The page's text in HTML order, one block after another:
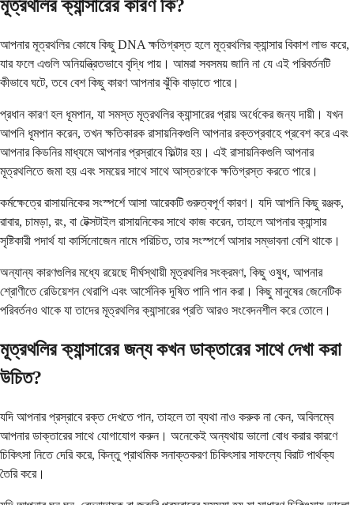
মূত্রথলির ক্যান্সারের কারণ কি?
আপনার মূত্রথলির কোষে কিছু DNA ক্ষতিগ্রস্ত হলে মূত্রথলির ক্যান্সার বিকাশ লাভ করে,
যার ফলে এগুলি অনিয়ন্ত্রিতভাবে বৃদ্ধি পায়। আমরা সবসময় জানি না যে এই পরিবর্তনটি
কীভাবে ঘটে, তবে বেশ কিছু কারণ আপনার ঝুঁকি বাড়াতে পারে।
প্রধান কারণ হল ধূমপান, যা সমস্ত মূত্রথলির ক্যান্সারের প্রায় অর্ধেকের জন্য দায়ী। যখন
আপনি ধূমপান করেন, তখন ক্ষতিকারক রাসায়নিকগুলি আপনার রক্তপ্রবাহে প্রবেশ করে এবং
আপনার কিডনির মাধ্যমে আপনার প্রস্রাবে ফিল্টার হয়। এই রাসায়নিকগুলি আপনার
মূত্রথলিতে জমা হয় এবং সময়ের সাথে সাথে আস্তরণকে ক্ষতিগ্রস্ত করতে পারে।
কর্মক্ষেত্রে রাসায়নিকের সংস্পর্শে আসা আরেকটি গুরুত্বপূর্ণ কারণ। যদি আপনি কিছু রঞ্জক,
রাবার, চামড়া, রং, বা টেক্সটাইল রাসায়নিকের সাথে কাজ করেন, তাহলে আপনার ক্যান্সার
সৃষ্টিকারী পদার্থ যা কার্সিনোজেন নামে পরিচিত, তার সংস্পর্শে আসার সম্ভাবনা বেশি থাকে।
অন্যান্য কারণগুলির মধ্যে রয়েছে দীর্ঘস্থায়ী মূত্রথলির সংক্রমণ, কিছু ওষুধ, আপনার
শ্রোণীতে রেডিয়েশন থেরাপি এবং আর্সেনিক দূষিত পানি পান করা। কিছু মানুষের জেনেটিক
পরিবর্তনও থাকে যা তাদের মূত্রথলির ক্যান্সারের প্রতি আরও সংবেদনশীল করে তোলে।
মূত্রথলির ক্যান্সারের জন্য কখন ডাক্তারের সাথে দেখা করা
উচিত?
যদি আপনার প্রস্রাবে রক্ত দেখতে পান, তাহলে তা ব্যথা নাও করুক না কেন, অবিলম্বে
আপনার ডাক্তারের সাথে যোগাযোগ করুন। অনেকেই অন্যথায় ভালো বোধ করার কারণে
চিকিৎসা নিতে দেরি করে, কিন্তু প্রাথমিক সনাক্তকরণ চিকিৎসার সাফল্যে বিরাট পার্থক্য
তৈরি করে।